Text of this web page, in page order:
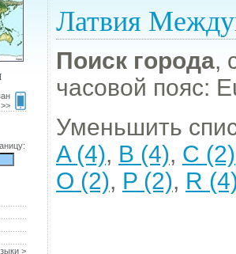
Латвия
Поиск города,
часовой пояс:
Уменьшить
A (4), B (4), C (2)
O (2), P (2), R
>